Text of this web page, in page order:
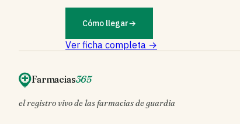
Cómo llegar→
Ver ficha completa →
Farmacias365
el registro vivo de las farmacias de guardia